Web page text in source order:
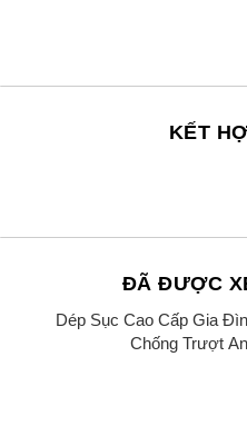
KẾT
ĐÃ ĐƯỢC
Sale!
Dép Sục Cao Cấp Gia
Chống Trượt